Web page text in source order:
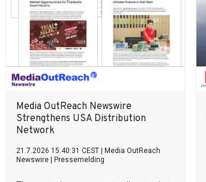
Media OutReach Newswire
Strengthens USA Distribution
Network
21.7.2026 15:40:31 CEST
Media OutReach
Newswire
Pressemelding